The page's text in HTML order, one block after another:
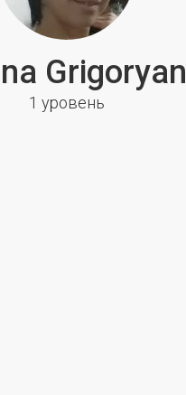
Grigoryan
1 уровень